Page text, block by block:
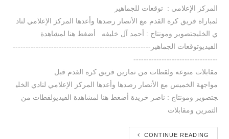
المركز الإعلامي : توقعات للجماهير
لمباراة فريق كرة القدم مع الأنصار رصدها وأعدها المركز الإعلامي لناد
ي الخليجتصوير ومونتاج : أحمد آل خليفه أضغط هنا لمشاهدة
الفيديوتوقعات الجماهير------------------------------------------------------
---------------------------------
مقابلات منوعه ولقطات من تمارين فريق كرة القدم قبل
مواجهة الخميس مع الأنصار رصدها وأعدها المركز الإعلامي لنادي الخلي
جتصوير ومونتاج : ناصر خريدة أضغط هنا لمشاهدة الفيديولقطات من
التمرين ومقابلات
CONTINUE READING